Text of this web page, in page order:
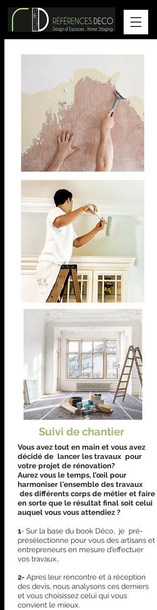
Suivi de chantier
Vous avez tout en main et vous avez
décidé de lancer les travaux pour
votre projet de rénovation?
Aurez vous le temps, l’œil pour
harmoniser l'ensemble des travaux
des différents corps de métier et faire
en sorte que le résultat final soit celui
auquel vous vous attendiez ?
1- Sur la base du book Déco, je pré-
présélectionne pour vous des artisans et
entrepreneurs en mesure d'effectuer
vos travaux..
2- Apres leur rencontre et à réception
des devis, nous analysons ces derniers
et vous choisissez celui qui vous
convient le mieux.